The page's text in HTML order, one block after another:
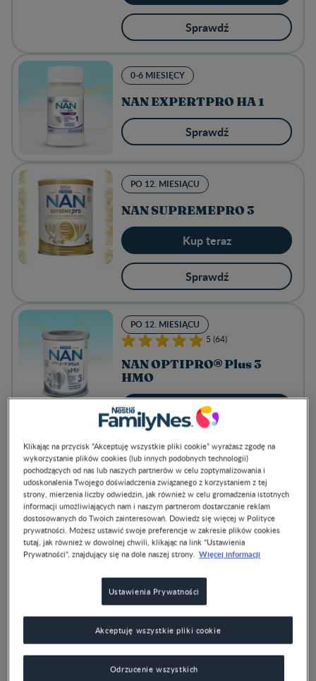
Sprawdź
0-6 MIESIĘCY
NAN EXPERTPRO HA 1
Sprawdź
PO 12. MIESIĄCU
NAN SUPREMEPRO 3
Kup teraz
Sprawdź
PO 12. MIESIĄCU
5 (64)
NAN OPTIPRO® Plus 3
HMO
Kup teraz
Sprawdź
OD URODZENIA
4.8 (5)
NAN OPTIPRO® Plus 1
HMO w płynie
Kup teraz
Sprawdź
0-6 MIESIĘCY
Klikając na przycisk “Akceptuję wszystkie pliki cookie” wyrażasz zgodę na
wykorzystanie plików cookies (lub innych podobnych technologii)
pochodzących od nas lub naszych partnerów w celu zoptymalizowania i
udoskonalenia Twojego doświadczenia związanego z korzystaniem z tej
strony, mierzenia liczby odwiedzin, jak również w celu gromadzenia istotnych
informacji umożliwiających nam i naszym partnerom dostarczanie reklam
dostosowanych do Twoich zainteresowań. Dowiedz się więcej w Polityce
prywatności. Możesz ustawić swoje preferencje w zakresie plików cookies
tutaj, jak również w dowolnej chwili, klikając na link "Ustawienia
Prywatności", znajdujący się na dole naszej strony. Więcej informacji
Ustawienia Prywatności
Odrzucenie wszystkich
Akceptuję wszystkie pliki cookie